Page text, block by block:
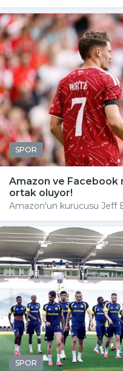
SPOR
Amazon ve
ortak oluyor!
Amazon'un kurucusu Jeff
SPOR